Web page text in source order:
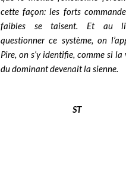
cette façon: les forts
faibles se taisent. Et au
questionner ce système, on
Pire, on s’y identifie, comme si
du dominant devenait la sienne.
ST